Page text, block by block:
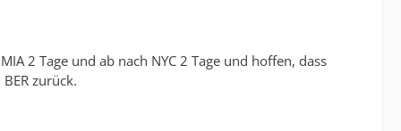
2 Tage und ab nach NYC 2 Tage und hoffen, dass
zurück.